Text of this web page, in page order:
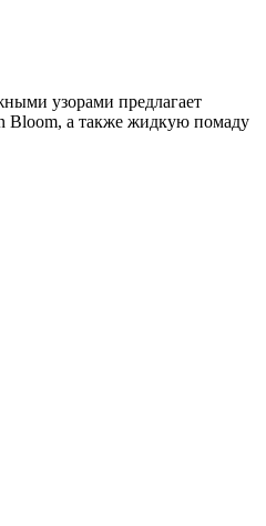
узорами предлагает
Bloom, а также жидкую помаду